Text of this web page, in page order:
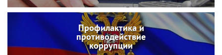
Профилактика и
противодействие
коррупции